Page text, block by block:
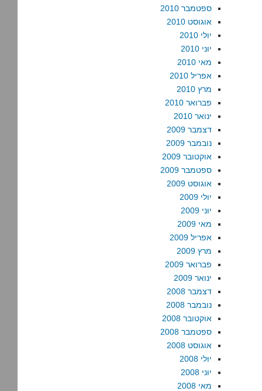
ספטמבר 2010
אוגוסט 2010
יולי 2010
יוני 2010
מאי 2010
אפריל 2010
מרץ 2010
פברואר 2010
ינואר 2010
דצמבר 2009
נובמבר 2009
אוקטובר 2009
ספטמבר 2009
אוגוסט 2009
יולי 2009
יוני 2009
מאי 2009
אפריל 2009
מרץ 2009
פברואר 2009
ינואר 2009
דצמבר 2008
נובמבר 2008
אוקטובר 2008
ספטמבר 2008
אוגוסט 2008
יולי 2008
יוני 2008
מאי 2008